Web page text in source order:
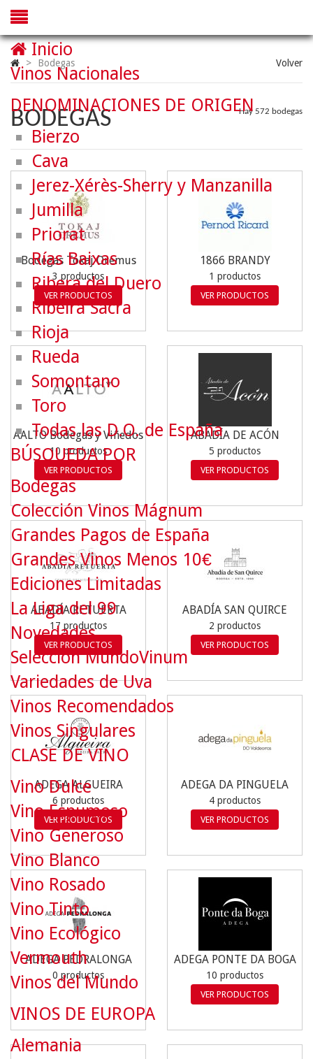
> Bodegas Volver
BODEGAS Hay 572 bodegas
Bodegas Tokaj Oremus
3 productos
VER PRODUCTOS
1866 BRANDY
1 productos
VER PRODUCTOS
AALTO Bodegas y Viñedos
10 productos
VER PRODUCTOS
ABADÍA DE ACÓN
5 productos
VER PRODUCTOS
ABADÍA RETUERTA
17 productos
VER PRODUCTOS
ABADÍA SAN QUIRCE
2 productos
VER PRODUCTOS
ADEGA ALGUEIRA
6 productos
VER PRODUCTOS
ADEGA DA PINGUELA
4 productos
VER PRODUCTOS
ADEGA PEDRALONGA
0 productos
ADEGA PONTE DA BOGA
10 productos
VER PRODUCTOS
Inicio
Vinos Nacionales
DENOMINACIONES DE ORIGEN
Bierzo
Cava
Jerez-Xérès-Sherry y Manzanilla
Jumilla
Priorat
Rías Baixas
Ribera del Duero
Ribeira Sacra
Rioja
Rueda
Somontano
Toro
Todas las D.O. de España
BÚSQUEDA POR
Bodegas
Colección Vinos Mágnum
Grandes Pagos de España
Grandes Vinos Menos 10€
Ediciones Limitadas
La Liga del 99
Novedades
Selección MundoVinum
Variedades de Uva
Vinos Recomendados
Vinos Singulares
CLASE DE VINO
Vino Dulce
Vino Espumoso
Vino Generoso
Vino Blanco
Vino Rosado
Vino Tinto
Vino Ecológico
Vermouth
Vinos del Mundo
VINOS DE EUROPA
Alemania